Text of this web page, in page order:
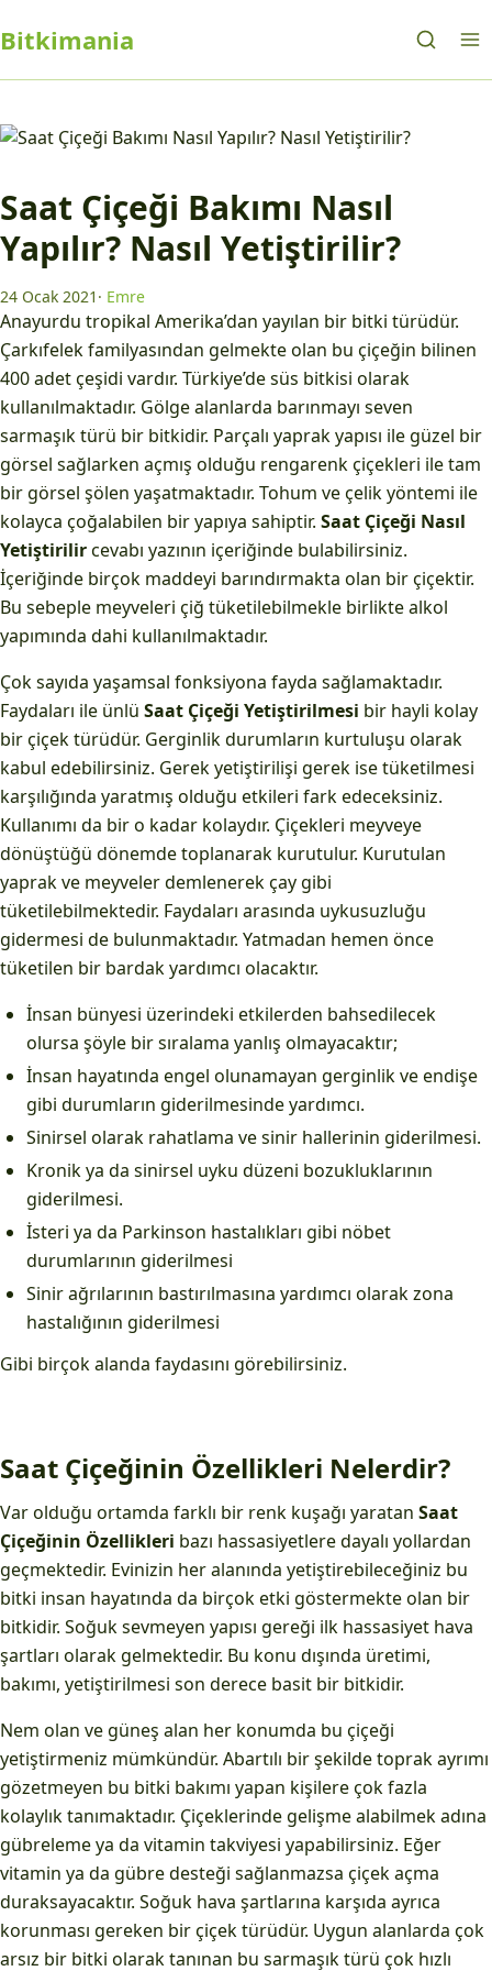
Bitkimania
Saat Çiçeği Bakımı Nasıl
Yapılır? Nasıl Yetiştirilir?
24 Ocak 2021 · Emre
Anayurdu tropikal Amerika’dan yayılan bir bitki türüdür.
Çarkıfelek familyasından gelmekte olan bu çiçeğin bilinen
400 adet çeşidi vardır. Türkiye’de süs bitkisi olarak
kullanılmaktadır. Gölge alanlarda barınmayı seven
sarmaşık türü bir bitkidir. Parçalı yaprak yapısı ile güzel bir
görsel sağlarken açmış olduğu rengarenk çiçekleri ile tam
bir görsel şölen yaşatmaktadır. Tohum ve çelik yöntemi ile
kolayca çoğalabilen bir yapıya sahiptir. Saat Çiçeği Nasıl
Yetiştirilircevabı yazının içeriğinde bulabilirsiniz.
İçeriğinde birçok maddeyi barındırmakta olan bir çiçektir.
Bu sebeple meyveleri çiğ tüketilebilmekle birlikte alkol
yapımında dahi kullanılmaktadır.
Çok sayıda yaşamsal fonksiyona fayda sağlamaktadır.
Faydaları ile ünlü Saat Çiçeği Yetiştirilmesi bir hayli kolay
bir çiçek türüdür. Gerginlik durumların kurtuluşu olarak
kabul edebilirsiniz. Gerek yetiştirilişi gerek ise tüketilmesi
karşılığında yaratmış olduğu etkileri fark edeceksiniz.
Kullanımı da bir o kadar kolaydır. Çiçekleri meyveye
dönüştüğü dönemde toplanarak kurutulur. Kurutulan
yaprak ve meyveler demlenerek çay gibi
tüketilebilmektedir. Faydaları arasında uykusuzluğu
gidermesi de bulunmaktadır. Yatmadan hemen önce
tüketilen bir bardak yardımcı olacaktır.
İnsan bünyesi üzerindeki etkilerden bahsedilecek
olursa şöyle bir sıralama yanlış olmayacaktır;
İnsan hayatında engel olunamayan gerginlik ve endişe
gibi durumların giderilmesinde yardımcı.
Sinirsel olarak rahatlama ve sinir hallerinin giderilmesi.
Kronik ya da sinirsel uyku düzeni bozukluklarının
giderilmesi.
İsteri ya da Parkinson hastalıkları gibi nöbet
durumlarının giderilmesi
Sinir ağrılarının bastırılmasına yardımcı olarak zona
hastalığının giderilmesi
Gibi birçok alanda faydasını görebilirsiniz.
Saat Çiçeğinin Özellikleri Nelerdir?
Var olduğu ortamda farklı bir renk kuşağı yaratan Saat
Çiçeğinin Özellikleri bazı hassasiyetlere dayalı yollardan
geçmektedir. Evinizin her alanında yetiştirebileceğiniz bu
bitki insan hayatında da birçok etki göstermekte olan bir
bitkidir. Soğuk sevmeyen yapısı gereği ilk hassasiyet hava
şartları olarak gelmektedir. Bu konu dışında üretimi,
bakımı, yetiştirilmesi son derece basit bir bitkidir.
Nem olan ve güneş alan her konumda bu çiçeği
yetiştirmeniz mümkündür. Abartılı bir şekilde toprak ayrımı
gözetmeyen bu bitki bakımı yapan kişilere çok fazla
kolaylık tanımaktadır. Çiçeklerinde gelişme alabilmek adına
gübreleme ya da vitamin takviyesi yapabilirsiniz. Eğer
vitamin ya da gübre desteği sağlanmazsa çiçek açma
duraksayacaktır. Soğuk hava şartlarına karşıda ayrıca
korunması gereken bir çiçek türüdür. Uygun alanlarda çok
arsız bir bitki olarak tanınan bu sarmaşık türü çok hızlı